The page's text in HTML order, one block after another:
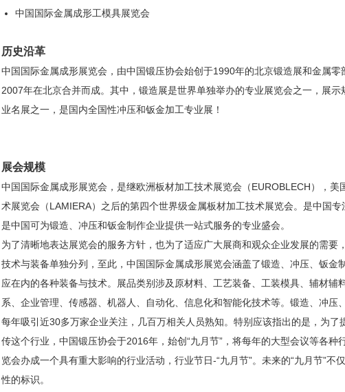
中国国际金属成形工模具展览会
历史沿革
中国国际金属成形展览会，由中国锻压协会始创于1990年的北京锻造展和金属
2007年在北京合并而成。其中，锻造展是世界单独举办的专业展览会之一，展
业名展之一，是国内全国性冲压和钣金加工专业展！
展会规模
中国国际金属成形展览会，是继欧洲板材加工技术展览会（EUROBLECH），
术展览会（LAMIERA）之后的第四个世界级金属板材加工技术展览会。是中国
是中国可为锻造、冲压和钣金制作企业提供一站式服务的专业盛会。
为了清晰地表达展览会的服务方针，也为了适应广大展商和观众企业发展的需
技术与装备单独分列，至此，中国国际金属成形展览会涵盖了锻造、冲压、钣
应在内的各种装备与技术。展品类别涉及原材料、工艺装备、工装模具、辅材
系、企业管理、传感器、机器人、自动化、信息化和智能化技术等。锻造、冲压
每年吸引近30多万家企业关注，几百万相关人员熟知。特别应该指出的是，为
传这个行业，中国锻压协会于2016年，始创“九月节”，将每年的大型会议等各
览会办成一个具有重大影响的行业活动，行业节日-“九月节”。未来的“九月节”
性的标识。